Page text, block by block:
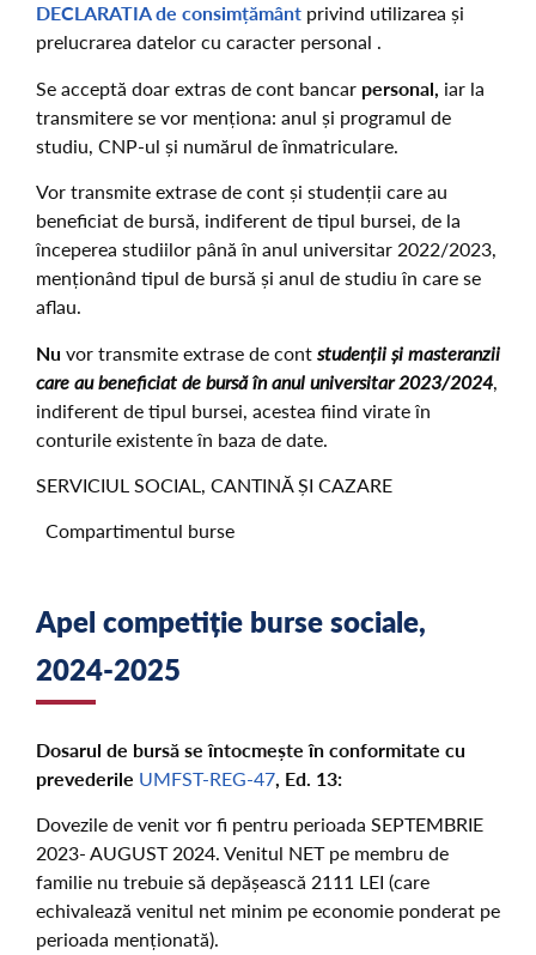
DECLARATIA de consimțământ privind utilizarea și
prelucrarea datelor cu caracter personal .
Se acceptă doar extras de cont bancar personal, iar la
transmitere se vor menționa: anul și programul de
studiu, CNP-ul și numărul de înmatriculare.
Vor transmite extrase de cont și studenții care au
beneficiat de bursă, indiferent de tipul bursei, de la
începerea studiilor până în anul universitar 2022/2023,
menționând tipul de bursă și anul de studiu în care se
aflau.
Nu vor transmite extrase de contstudenții și masteranzii
care au beneficiat de bursă în anul universitar 2023/2024,
indiferent de tipul bursei, acestea fiind virate în
conturile existente în baza de date.
SERVICIUL SOCIAL, CANTINĂ ȘI CAZARE
Compartimentul burse
Apel competiție burse sociale,
2024-2025
Dosarul de bursă se întocmește în conformitate cu
prevederile UMFST-REG-47, Ed. 13:
Dovezile de venit vor fi pentru perioada SEPTEMBRIE
2023- AUGUST 2024. Venitul NET pe membru de
familie nu trebuie să depășească 2111 LEI (care
echivalează venitul net minim pe economie ponderat pe
perioada menționată).